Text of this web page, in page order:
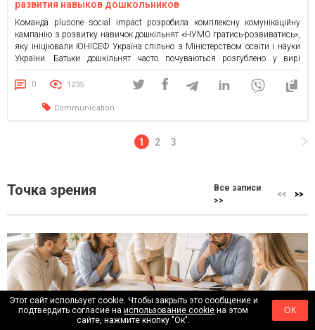
развития навыков дошкольников
Команда plusone social impact розробила комплексну комунікаційну
кампанію з розвитку навичок дошкільнят «НУМО гратись-розвиватись»,
яку ініціювали ЮНІСЕФ Україна спільно з Міністерством освіти і науки
України. Батьки дошкільнят часто почуваються розгублено у вирі
інформації про соціо-емоційний розвиток дитини. «Чи правильно я
реагую на сльози чи спалахи гніву?», «Як навчити дитину розрізняти
0 1235
Communication
1 2 3
Точка зрения
Все записи
>>
«2–3 недели кропотливой работы»: без чего бизнесу нет
смысла проводить стратегическую сессию
Этот сайт использует cookie. Чтобы закрыть это сообщение и
подтвердить согласие наиспользование cookie на этом
сайте, нажмите кнопку "Ок".
ОК